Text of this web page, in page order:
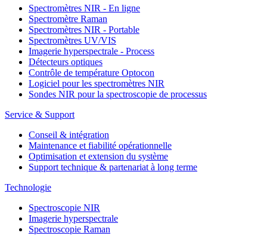
Spectromètres NIR - En ligne
Spectromètre Raman
Spectromètres NIR - Portable
Spectromètres UV/VIS
Imagerie hyperspectrale - Process
Détecteurs optiques
Contrôle de température Optocon
Logiciel pour les spectromètres NIR
Sondes NIR pour la spectroscopie de processus
Service & Support
Conseil & intégration
Maintenance et fiabilité opérationnelle
Optimisation et extension du système
Support technique & partenariat à long terme
Technologie
Spectroscopie NIR
Imagerie hyperspectrale
Spectroscopie Raman